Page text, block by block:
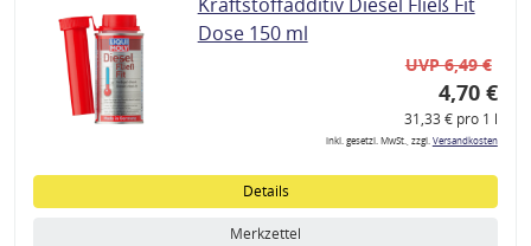
Dose 150 ml
UVP 6,49 €
4,70 €
31,33 € pro 1 l
inkl. gesetzl. MwSt., zzgl.Versandkosten
Details
Merkzettel